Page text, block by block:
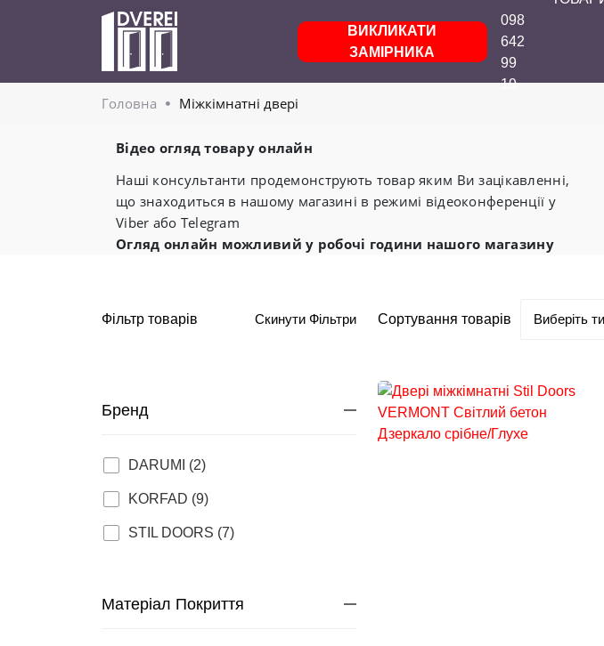
ВИКЛИКАТИ
ЗАМІРНИКА
098
642
99
19
Головнa Міжкімнатні двері
Відео огляд товару онлайн
Наші консультанти продемонструють товар яким Ви зацікавленні,
що знаходиться в нашому магазині в режимі відеоконференції у
Viber або Telegram
Огляд онлайн можливий у робочі години нашого магазину
Фільтр товарів Скинути Фільтри
Бренд
DARUMI (2)
KORFAD (9)
STIL DOORS (7)
Матеріал Покриття
Сортування товарів